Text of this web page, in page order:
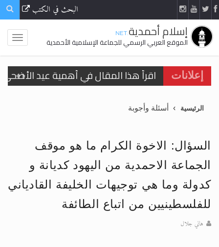
البحث في الكتب
إسلام أحمدية.NET
الموقع العربي الرسمي للجماعة الإسلامية الأحمدية
إعلانات
اقرأ هذا المقال في أهمية عيد
تعميم هامّ لأفراد الجماعة >> المزيد
تعميم هامّ لأفراد الجماعة >> المزيد
اقرأ هذا الكتاب وتعرّف على حقيقة
الرئيسية أسئلة وأجوبة
السؤال: الاخوة الكرام ما هو موقف
الجماعة الاحمدية من اليهود كديانة و
كدولة وما هي توجيهات الخليفة القادياني
للفلسطينيين من اتباع الطائفة
هاني جلال